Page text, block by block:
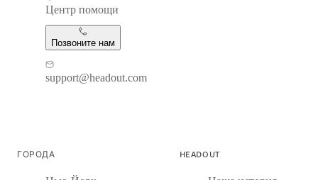
Центр помощи
Позвоните нам
support@headout.com
ГОРОДА HEADOUT